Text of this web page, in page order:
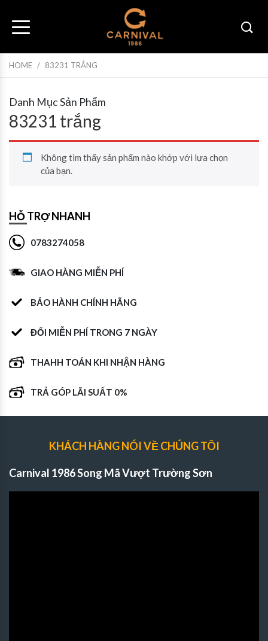
HOME / 83231 TRẮNG
Danh Mục Sản Phẩm
83231 trắng
Không tìm thấy sản phẩm nào khớp với lựa chọn
của bạn.
HỖ TRỢ NHANH
0783274058
GIAO HÀNG MIỄN PHÍ
BẢO HÀNH CHÍNH HÃNG
ĐỔI MIỄN PHÍ TRONG 7 NGÀY
THAHH TOÁN KHI NHẬN HÀNG
TRẢ GÓP LÃI SUẤT 0%
KHÁCH HÀNG NÓI VỀ CHÚNG TÔI
Carnival 1986 Song Mã Vượt Trường Sơn